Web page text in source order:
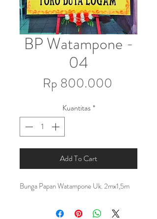
BP Watampone -
04
Rp 800.000
Kuantitas*
Add To Cart
Bunga Papan Watampone Uk. 2mx1,5m